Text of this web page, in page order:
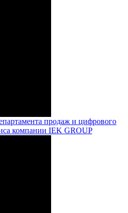
продаж и цифрового
компании IEK GROUP